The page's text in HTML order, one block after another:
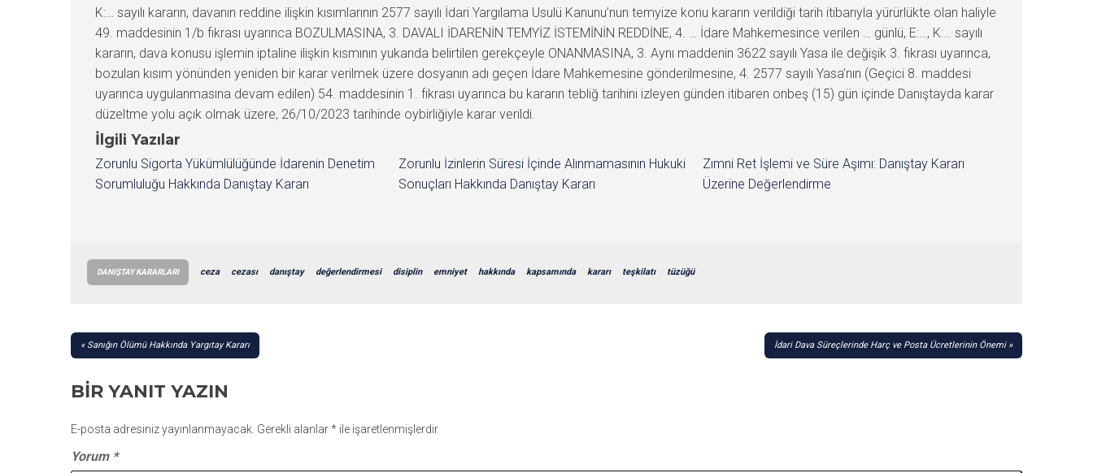
İlgili Yazılar
Zorunlu Sigorta Yükümlülüğünde İdarenin Denetim
Sorumluluğu Hakkında Danıştay Kararı
Zorunlu İzinlerin Süresi İçinde Alınmamasının Hukuki
Sonuçları Hakkında Danıştay Kararı
Zımni Ret İşlemi ve Süre Aşımı: Danıştay Kararı
Üzerine Değerlendirme
DANIŞTAY KARARLARI ceza cezası danıştay değerlendirmesi disiplin emniyet hakkında kapsamında kararı teşkilatı tüzüğü
YAZI
Sanığın Ölümü Hakkında Yargıtay Kararı İdari Dava Süreçlerinde Harç ve Posta Ücretlerinin Önemi
BIR YANIT YAZIN
E-posta adresiniz yayınlanmayacak. Gerekli alanlar* ile işaretlenmişlerdir
Yorum *